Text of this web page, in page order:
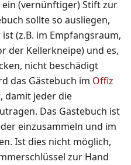
(vernünftiger) Stift zur
sollte so ausliegen,
(z.B. im Empfangsraum,
der Kellerkneipe) und es,
nicht beschädigt
das Gästebuch im Offiz
damit jeder die
Das Gästebuch ist
einzusammeln und im
Ist dies nicht möglich,
zur Hand